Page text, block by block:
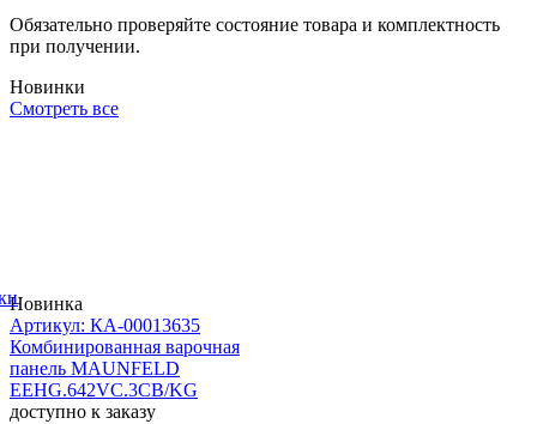
Обязательно проверяйте состояние товара и комплектность
при получении.
Новинки
Смотреть все
Новинка
Артикул: КА-00013635
Комбинированная варочная
панель MAUNFELD
EEHG.642VC.3CB/KG
доступно к заказу